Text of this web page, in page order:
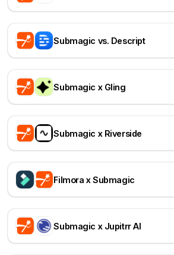
Submagic vs. Descript
Submagic x Gling
Submagic x Riverside
Filmora x Submagic
Submagic x Jupitrr AI